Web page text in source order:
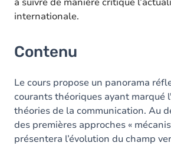
internationale.
Contenu
Le cours propose un panorama
courants théoriques ayant marqué
théories de la communication. Au
des premières approches «
présentera l’évolution du champ